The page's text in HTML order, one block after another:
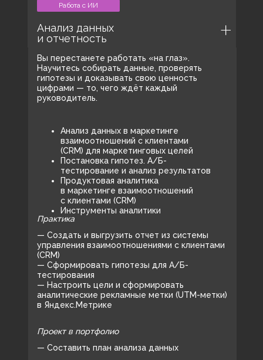
Анализ данных
и отчетность
Работа с ИИ
Анализ данных в маркетинге
взаимоотношений с клиентами
(CRM) для маркетинговых целей
Постановка гипотез. А/Б-
тестирование и анализ результатов
Продуктовая аналитика
в маркетинге взаимоотношений
с клиентами (CRM)
Инструменты аналитики
Вы перестанете работать «на глаз».
Научитесь собирать данные, проверять
гипотезы и доказывать свою ценность
цифрами — то, чего ждёт каждый
руководитель.
Практика
— Создать и выгрузить отчет из системы
управления взаимоотношениями с клиентами
(CRM)
— Сформировать гипотезы для А/Б-
тестирования
— Настроить цели и сформировать
аналитические рекламные метки (UTM-метки)
в Яндекс.Метрике
Проект в портфолио
— Составить план анализа данных
+7
пользовательским соглашениемипубличной
Я согласен получать рассылку и ознакомлен с согласием
на получение рекламной рассылки .
Получить максимум
Учитесь у лучших
почтовых маркетологов
(Email-маркетологов)
Они вели рассылки с миллионами
подписчиков — узнайте, как,